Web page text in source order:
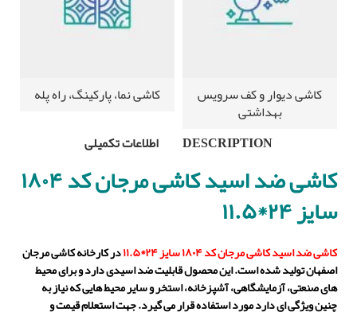
کاشی دیوار و کف سرویس
بهداشتی
کاشی نما، پارکینگ، راه پله
DESCRIPTION
اطلاعات تکمیلی
کاشی ضد اسید کاشی مرجان کد ۱۸۰۴
سایز ۲۴*۱۱.۵
کاشی ضد اسید کاشی مرجان کد ۱۸۰۴ سایز ۲۴*۱۱.۵ در کارخانه کاشی مرجان
اصفهان تولید شده است. این محصول قابلیت ضد اسیدی دارد و برای محیط
های صنعتی، آزمایشگاهی، آشپزخانه، استخر و سایر محیط هایی که نیاز به
چنین ویژگی ای دارد مورد استفاده قرار می گیرد. جهت استعلام قیمت و